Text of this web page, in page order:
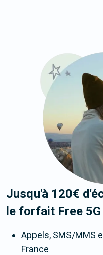
Jusqu'à 120€
le forfait Free 5G
Appels, SMS/MMS
France